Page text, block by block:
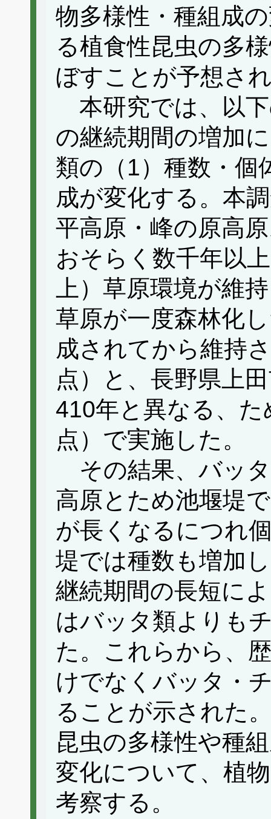
物多様性・種組成
る植食性昆虫の多
ぼすことが予想さ
本研究では、以
の継続期間の増加
類の（1）種数・個
成が変化する。本
平高原・峰の原高
おそらく数千年以
上）草原環境が維
草原が一度森林化
成されてから維持
点）と、長野県上
410年と異なる、
点）で実施した。
その結果、バッ
高原とため池堰堤
が長くなるにつれ
堤では種数も増加
継続期間の長短に
はバッタ類よりも
た。これらから、
けでなくバッタ・
ることが示された
昆虫の多様性や種
変化について、植
考察する。